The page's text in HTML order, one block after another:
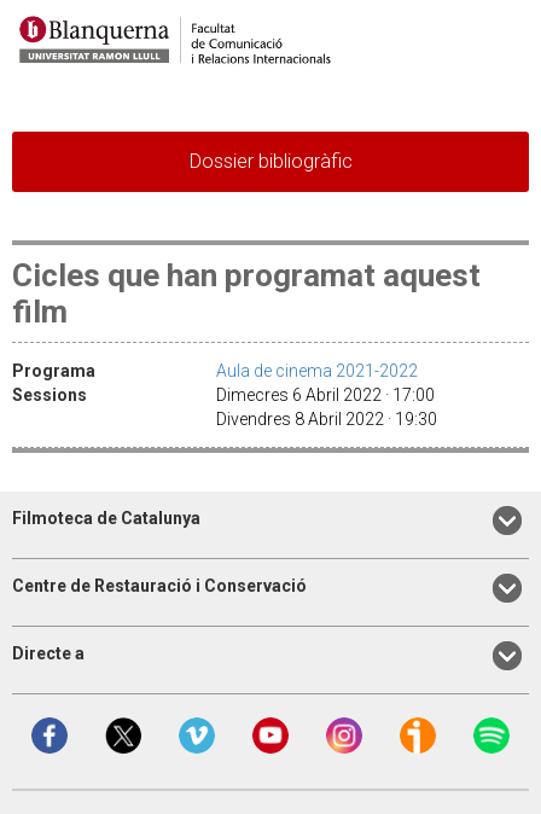
Dossier bibliogràfic
Cicles que han programat aquest
film
Programa
Aula de cinema 2021-2022
Sessions
Dimecres 6 Abril 2022 · 17:00
Divendres 8 Abril 2022 · 19:30
Filmoteca de Catalunya
Centre de Restauració i Conservació
Directe a